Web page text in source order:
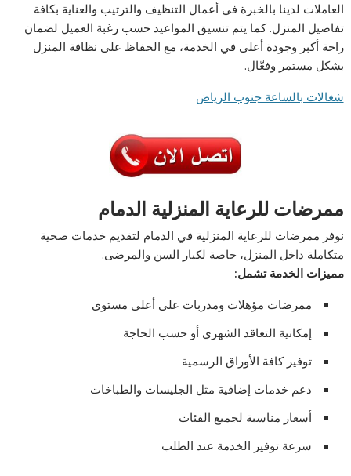
العاملات لدينا بالخبرة في أعمال التنظيف والترتيب والعناية بكافة
تفاصيل المنزل. كما يتم تنسيق المواعيد حسب رغبة العميل لضمان
راحة أكبر وجودة أعلى في الخدمة، مع الحفاظ على نظافة المنزل
بشكل مستمر وفعّال.
شغالات بالساعة جنوب الرياض
ممرضات للرعاية المنزلية الدمام
نوفر ممرضات للرعاية المنزلية في الدمام لتقديم خدمات صحية
متكاملة داخل المنزل، خاصة لكبار السن والمرضى.
مميزات الخدمة تشمل:
ممرضات مؤهلات ومدربات على أعلى مستوى
إمكانية التعاقد الشهري أو حسب الحاجة
توفير كافة الأوراق الرسمية
دعم خدمات إضافية مثل الجليسات والطباخات
أسعار مناسبة لجميع الفئات
سرعة توفير الخدمة عند الطلب